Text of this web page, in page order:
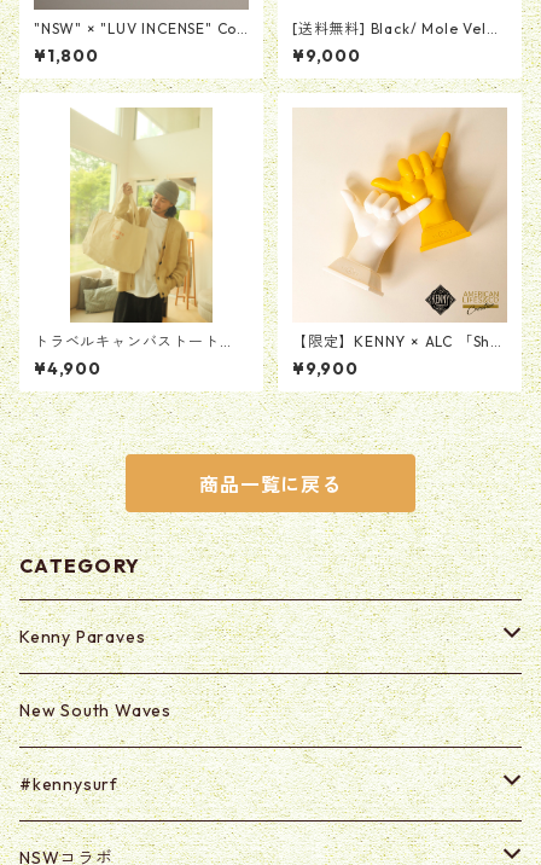
"NSW" × "LUV INCENSE" Coll
aboration Incense
¥1,800
[送料無料] Black/ Mole Velor
Crew Neck (モールベロアクル
ーネック)
¥9,000
トラベルキャンバストート
【ホワイト】
¥4,900
【限定】KENNY × ALC 「Sha
ka sign Ring Stand Product
by MAD SCULPTURES」レジ
ン製リングスタンド
¥9,900
商品一覧に戻る
CATEGORY
Kenny Paraves
Secret (Paraves Club Only)
Secret 0625-0703
New South Waves
#kennysurf
ART
NSWコラボ